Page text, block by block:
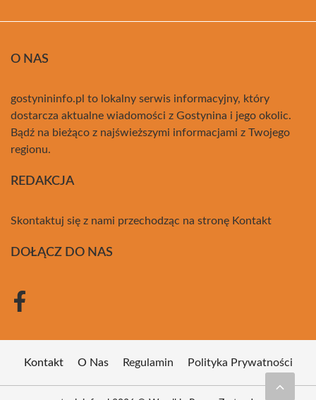
O NAS
gostynininfo.pl to lokalny serwis informacyjny, który
dostarcza aktualne wiadomości z Gostynina i jego okolic.
Bądź na bieżąco z najświeższymi informacjami z Twojego
regionu.
REDAKCJA
Skontaktuj się z nami przechodząc na stronę Kontakt
DOŁĄCZ DO NAS
Kontakt O Nas Regulamin Polityka Prywatności